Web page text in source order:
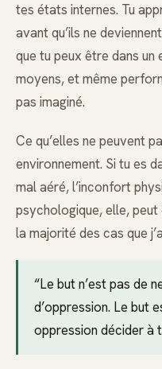
tes états internes. Tu
avant qu’ils ne
que tu peux être dans
moyens, et même
pas imaginé.
Ce qu’elles ne peuvent
environnement. Si tu es
mal aéré, l’inconfort
psychologique, elle,
la majorité des cas que
“Le but n’est pas de
d’oppression. Le but
oppression décider à